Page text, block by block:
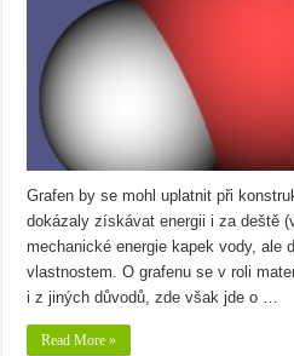
Grafen by se mohl uplatnit při
dokázaly získávat energii i za deště
mechanické energie kapek vody, ale
vlastnostem. O grafenu se v roli
i z jiných důvodů, zde však jde o …
Read More »